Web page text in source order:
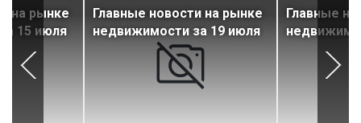
на рынке
15 июля
Главные новости на рынке
недвижимости за 19 июля
Главные